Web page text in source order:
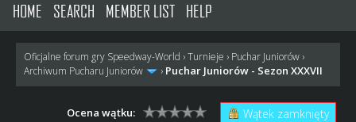
HOME SEARCH MEMBER LIST HELP
Oficjalne forum gry Speedway-World ›Turnieje › Puchar Juniorów›
Archiwum Pucharu Juniorów
› Puchar Juniorów - Sezon XXXVII
Wątek zamknięty
Ocena wątku: